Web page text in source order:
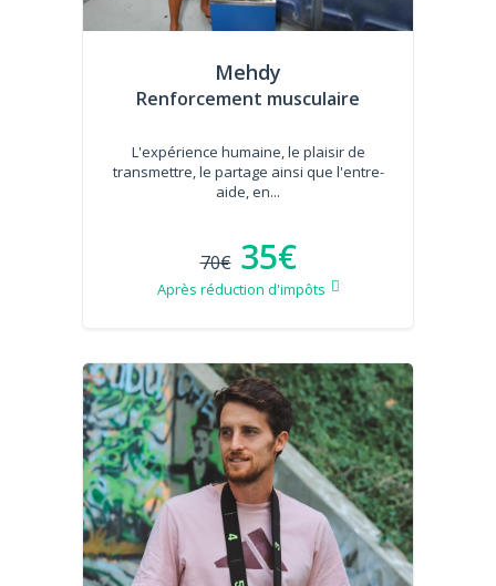
Mehdy
Renforcement musculaire
L'expérience humaine, le plaisir de
transmettre, le partage ainsi que l'entre-
aide, en...
70€ 35€
Après réduction d'impôts